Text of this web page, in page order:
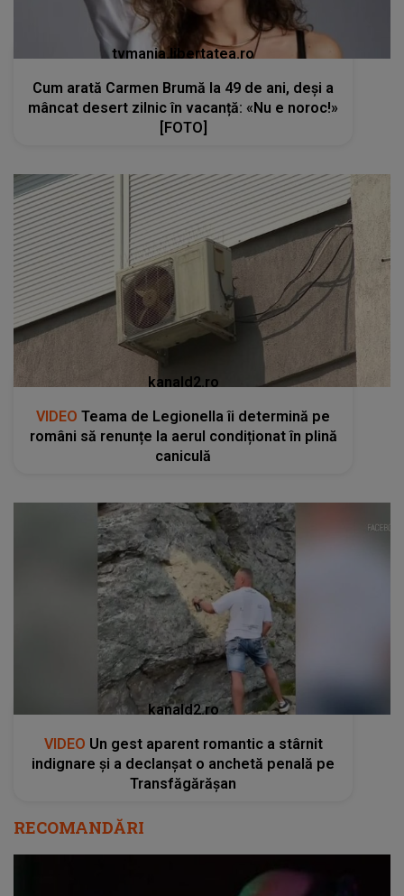
tvmania.libertatea.ro
Cum arată Carmen Brumă la 49 de ani, deși a
mâncat desert zilnic în vacanță: «Nu e noroc!»
[FOTO]
kanald2.ro
VIDEO Teama de Legionella îi determină pe
români să renunțe la aerul condiționat în plină
caniculă
kanald2.ro
VIDEO Un gest aparent romantic a stârnit
indignare și a declanșat o anchetă penală pe
Transfăgărășan
RECOMANDĂRI